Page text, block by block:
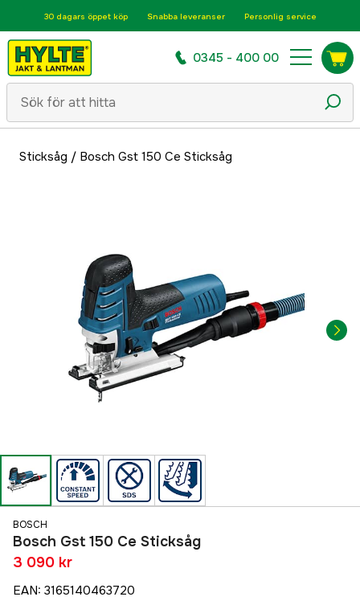
30 dagars öppet köp Snabba leveranser Personlig service
0345 - 400 00
Sticksåg / Bosch Gst 150 Ce Sticksåg
BOSCH
Bosch Gst 150 Ce Sticksåg
3 090 kr
EAN: 3165140463720